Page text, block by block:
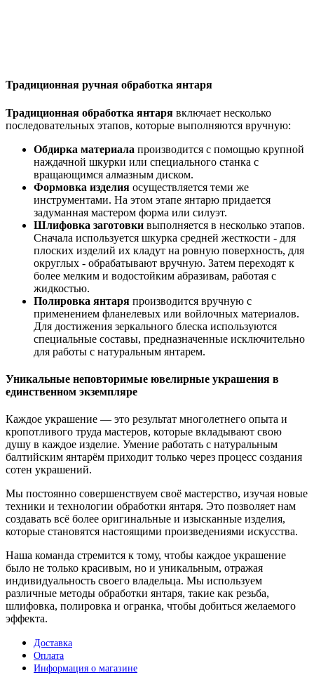
Традиционная ручная обработка янтаря
Традиционная обработка янтаря включает несколько
последовательных этапов, которые выполняются вручную:
Обдирка материала производится с помощью крупной
наждачной шкурки или специального станка с
вращающимся алмазным диском.
Формовка изделия осуществляется теми же
инструментами. На этом этапе янтарю придается
задуманная мастером форма или силуэт.
Шлифовка заготовки выполняется в несколько этапов.
Сначала используется шкурка средней жесткости - для
плоских изделий их кладут на ровную поверхность, для
округлых - обрабатывают вручную. Затем переходят к
более мелким и водостойким абразивам, работая с
жидкостью.
Полировка янтаря производится вручную с
применением фланелевых или войлочных материалов.
Для достижения зеркального блеска используются
специальные составы, предназначенные исключительно
для работы с натуральным янтарем.
Уникальные неповторимые ювелирные украшения в
единственном экземпляре
Каждое украшение — это результат многолетнего опыта и
кропотливого труда мастеров, которые вкладывают свою
душу в каждое изделие. Умение работать с натуральным
балтийским янтарём приходит только через процесс создания
сотен украшений.
Мы постоянно совершенствуем своё мастерство, изучая новые
техники и технологии обработки янтаря. Это позволяет нам
создавать всё более оригинальные и изысканные изделия,
которые становятся настоящими произведениями искусства.
Наша команда стремится к тому, чтобы каждое украшение
было не только красивым, но и уникальным, отражая
индивидуальность своего владельца. Мы используем
различные методы обработки янтаря, такие как резьба,
шлифовка, полировка и огранка, чтобы добиться желаемого
эффекта.
Доставка
Оплата
Информация о магазине